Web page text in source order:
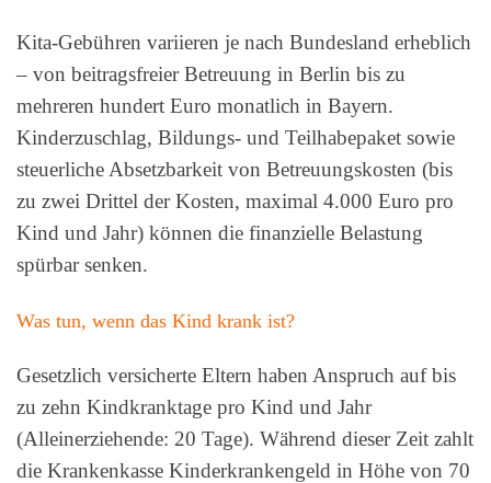
Kita-Gebühren variieren je nach Bundesland erheblich
– von beitragsfreier Betreuung in Berlin bis zu
mehreren hundert Euro monatlich in Bayern.
Kinderzuschlag, Bildungs- und Teilhabepaket sowie
steuerliche Absetzbarkeit von Betreuungskosten (bis
zu zwei Drittel der Kosten, maximal 4.000 Euro pro
Kind und Jahr) können die finanzielle Belastung
spürbar senken.
Was tun, wenn das Kind krank ist?
Gesetzlich versicherte Eltern haben Anspruch auf bis
zu zehn Kindkranktage pro Kind und Jahr
(Alleinerziehende: 20 Tage). Während dieser Zeit zahlt
die Krankenkasse Kinderkrankengeld in Höhe von 70